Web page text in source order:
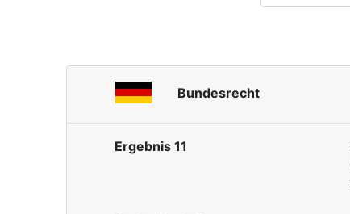
Bundesrecht
Ergebnis 11